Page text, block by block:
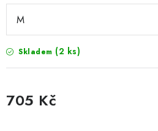
Skladem (2 ks)
705 Kč